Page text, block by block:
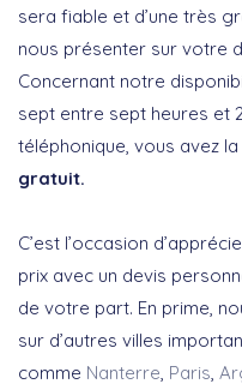
sera fiable et d’une très
nous présenter sur votre
Concernant notre
sept entre sept heures et
téléphonique, vous avez
gratuit.
C’est l’occasion
prix avec un devis
de votre part. En prime,
sur d’autres villes
comme Nanterre Paris